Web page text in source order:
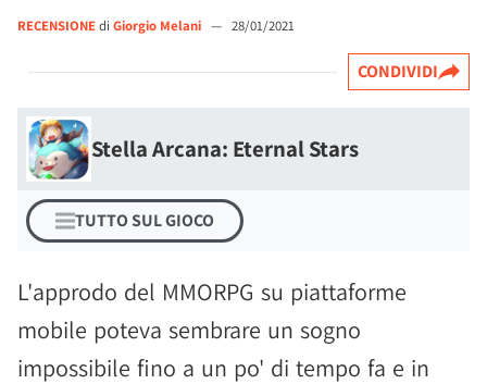
RECENSIONEdi Giorgio Melani — 28/01/2021
CONDIVIDI
Stella Arcana: Eternal Stars
TUTTO SUL GIOCO
L'approdo del MMORPG su piattaforme
mobile poteva sembrare un sogno
impossibile fino a un po' di tempo fa e in